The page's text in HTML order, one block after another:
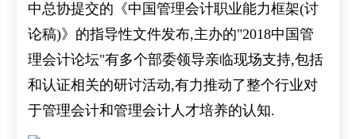
中总协提交的《中国管理会计职业能力框架(讨
论稿)》的指导性文件发布,主办的"2018中国管
理会计论坛"有多个部委领导亲临现场支持,包括
和认证相关的研讨活动,有力推动了整个行业对
于管理会计和管理会计人才培养的认知.